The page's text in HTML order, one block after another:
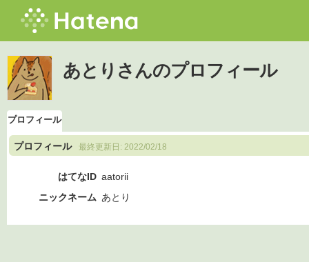
あとりさんのプロフィール
プロフィール
プロフィール 最終更新日: 2022/02/18
はてなID aatorii
ニックネーム あとり